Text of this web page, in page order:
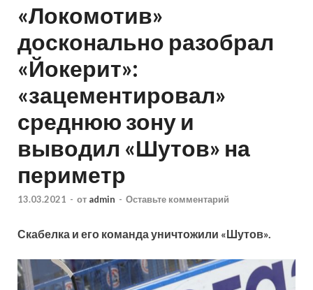
«Локомотив»
досконально разобрал
«Йокерит»:
«зацементировал»
среднюю зону и
выводил «Шутов» на
периметр
13.03.2021 - от admin - Оставьте комментарий
Скабелка и его команда уничтожили «Шутов».